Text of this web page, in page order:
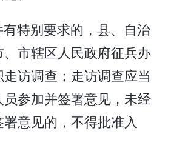
特别要求的，县、自治
市辖区人民政府征兵办
访调查；走访调查应当
参加并签署意见，未经
意见的，不得批准入